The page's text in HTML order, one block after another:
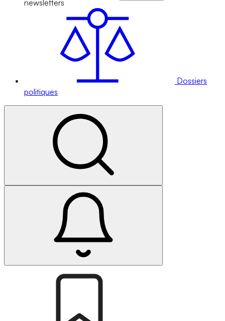
newsletters
Dossiers
politiques